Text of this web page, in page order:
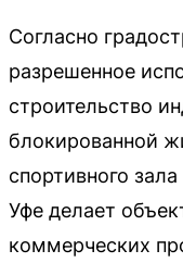
Согласно
разрешенное
строительство
блокированной
спортивного
Уфе делает
коммерческих